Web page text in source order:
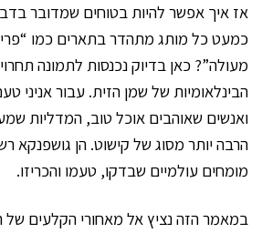
אז איך אפשר להיות בטוחים שמדובר
כמעט כל מותג מתהדר בתארים כמו
מעולה”? כאן בדיוק נכנסות לתמונה
הבינלאומיות של שמן הזית. עבור אניני
ואנשים שאוהבים אוכל טוב, המדליות
הרבה יותר מסוג של קישוט. הן גושפנקא
מומחים עולמיים שבדקו, טעמו והכריזו.
במאמר הזה נציץ אל מאחורי הקלעים של